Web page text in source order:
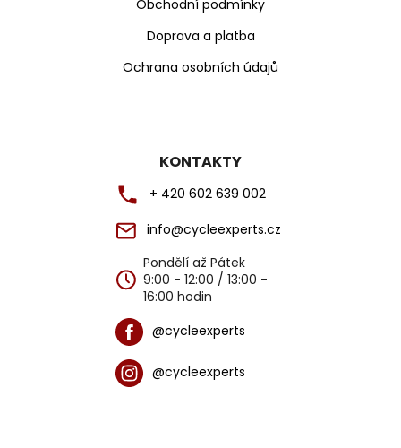
Obchodní podmínky
Doprava a platba
Ochrana osobních údajů
KONTAKTY
+ 420 602 639 002
info@cycleexperts.cz
Pondělí až Pátek
9:00 - 12:00 / 13:00 -
16:00 hodin
@cycleexperts
@cycleexperts